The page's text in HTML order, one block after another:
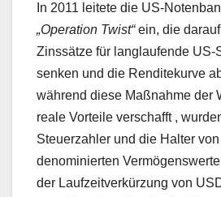
In 2011 leitete die US-
„Operation Twist“ein, die
Zinssätze für langlaufende US-
senken und die Renditekurve
während diese Maßnahme der
reale Vorteile verschafft ,
Steuerzahler und die Halter
denominierten
der Laufzeitverkürzung von